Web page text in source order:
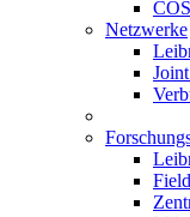
Netzwerke